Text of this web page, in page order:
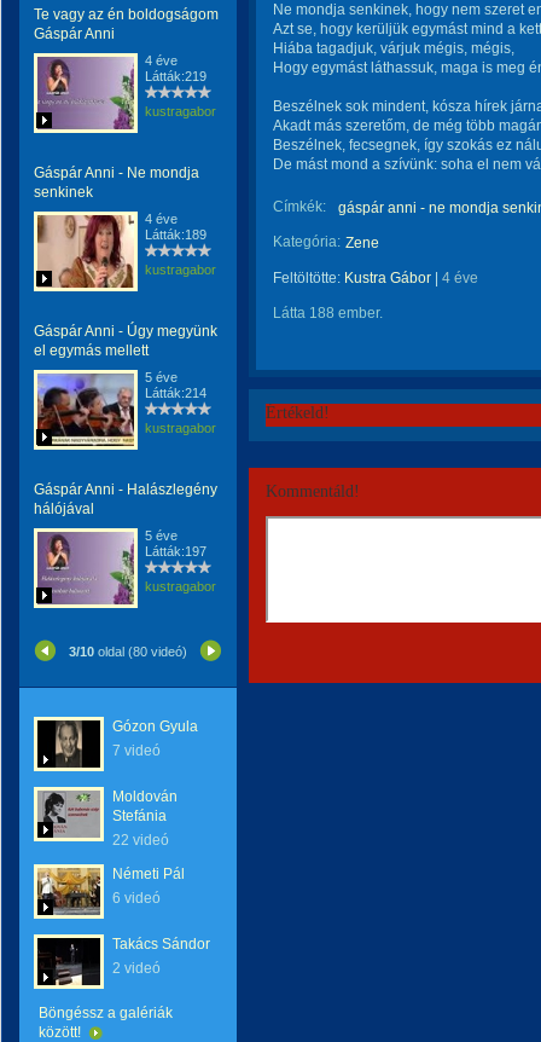
Te vagy az én boldogságom
Gáspár Anni
4 éve
Látták:219
kustragabor
Gáspár Anni - Ne mondja
senkinek
4 éve
Látták:189
kustragabor
Gáspár Anni - Úgy megyünk
el egymás mellett
5 éve
Látták:214
kustragabor
Gáspár Anni - Halászlegény
hálójával
5 éve
Látták:197
kustragabor
3/10 oldal (80 videó)
Gózon Gyula
7 videó
Moldován
Stefánia
22 videó
Németi Pál
6 videó
Takács Sándor
2 videó
Böngéssz a galériák
között!
Ne mondja senkinek, hogy nem szeret
Azt se, hogy kerüljük egymást mind a
Hiába tagadjuk, várjuk mégis, mégis,
Hogy egymást láthassuk, maga is meg
Beszélnek sok mindent, kósza hírek
Akadt más szeretőm, de még több
Beszélnek, fecsegnek, így szokás ez
De mást mond a szívünk: soha el nem
Címkék:
gáspár anni - ne mondja
Kategória: Zene
Feltöltötte: Kustra Gábor 4 éve
Látta 188 ember.
Értékeld!
Kommentáld!